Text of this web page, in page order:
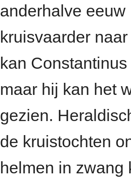
anderhalve
kruisvaarder
kan
maar hij kan het
gezien.
de kruistochten
helmen in zwang